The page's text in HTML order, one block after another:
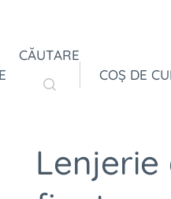
CĂUTARE
COȘ DE